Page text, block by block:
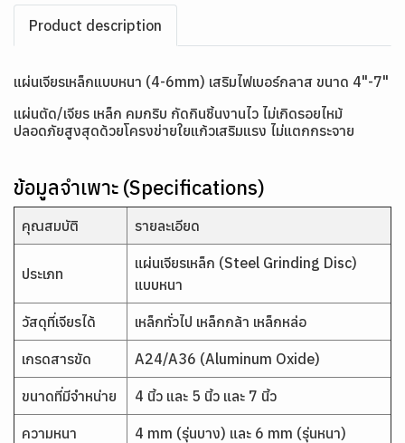
Product description
แผ่นเจียรเหล็กแบบหนา (4-6mm) เสริมไฟเบอร์กลาส ขนาด 4"-7"
แผ่นตัด/เจียร เหล็ก คมกริบ กัดกินชิ้นงานไว ไม่เกิดรอยไหม้
ปลอดภัยสูงสุดด้วยโครงข่ายใยแก้วเสริมแรง ไม่แตกกระจาย
ข้อมูลจำเพาะ (Specifications)
คุณสมบัติ รายละเอียด
ประเภท
แผ่นเจียรเหล็ก (Steel Grinding Disc)
แบบหนา
วัสดุที่เจียรได้ เหล็กทั่วไป เหล็กกล้า เหล็กหล่อ
เกรดสารขัด A24/A36 (Aluminum Oxide)
ขนาดที่มีจำหน่าย 4 นิ้ว และ 5 นิ้ว และ 7 นิ้ว
ความหนา 4 mm (รุ่นบาง) และ 6 mm (รุ่นหนา)